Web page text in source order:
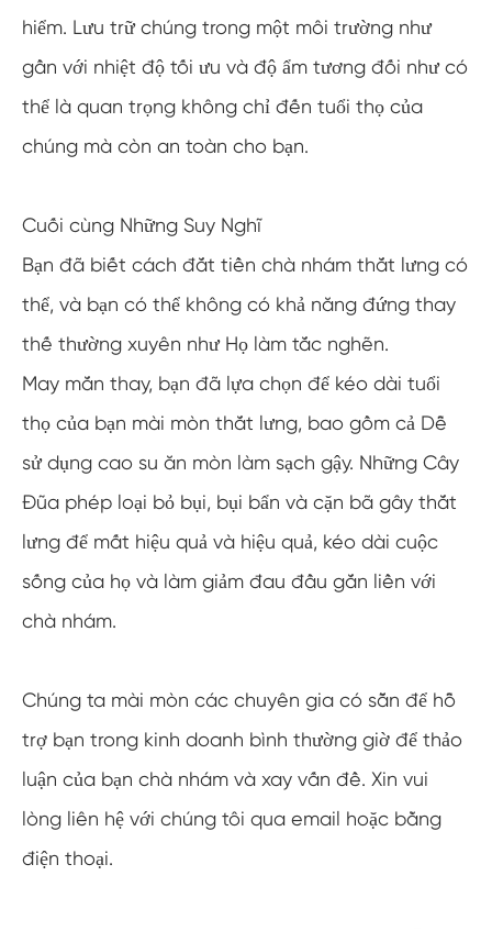
hiểm. Lưu trữ chúng trong một môi trường như
gần với nhiệt độ tối ưu và độ ẩm tương đối như có
thể là quan trọng không chỉ đến tuổi thọ của
chúng mà còn an toàn cho bạn.
Cuối cùng Những Suy Nghĩ
Bạn đã biết cách đắt tiền chà nhám thắt lưng có
thể, và bạn có thể không có khả năng đứng thay
thế thường xuyên như Họ làm tắc nghẽn.
May mắn thay, bạn đã lựa chọn để kéo dài tuổi
thọ của bạn mài mòn thắt lưng, bao gồm cả Dễ
sử dụng cao su ăn mòn làm sạch gậy. Những Cây
Đũa phép loại bỏ bụi, bụi bẩn và cặn bã gây thắt
lưng để mất hiệu quả và hiệu quả, kéo dài cuộc
sống của họ và làm giảm đau đầu gắn liền với
chà nhám.
Chúng ta mài mòn các chuyên gia có sẵn để hỗ
trợ bạn trong kinh doanh bình thường giờ để thảo
luận của bạn chà nhám và xay vấn đề. Xin vui
lòng liên hệ với chúng tôi qua email hoặc bằng
điện thoại.